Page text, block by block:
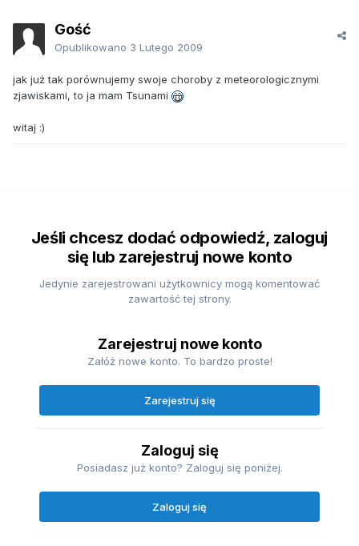
Gość
Opublikowano 3 Lutego 2009
jak już tak porównujemy swoje choroby z meteorologicznymi
zjawiskami, to ja mam Tsunami
witaj :)
Jeśli chcesz dodać odpowiedź, zaloguj
się lub zarejestruj nowe konto
Jedynie zarejestrowani użytkownicy mogą komentować
zawartość tej strony.
Zarejestruj nowe konto
Załóż nowe konto. To bardzo proste!
Zarejestruj się
Zaloguj się
Posiadasz już konto? Zaloguj się poniżej.
Zaloguj się